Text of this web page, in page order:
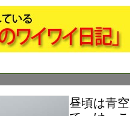
昼頃は青